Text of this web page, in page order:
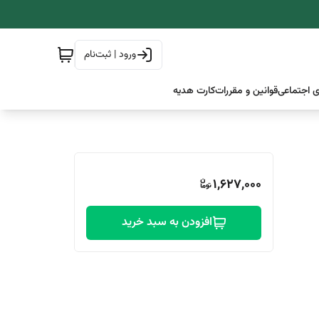
ورود | ثبت‌نام
اجتماعیقوانین و مقرراتکارت هدیه
1,627,000
افزودن به سبد خرید